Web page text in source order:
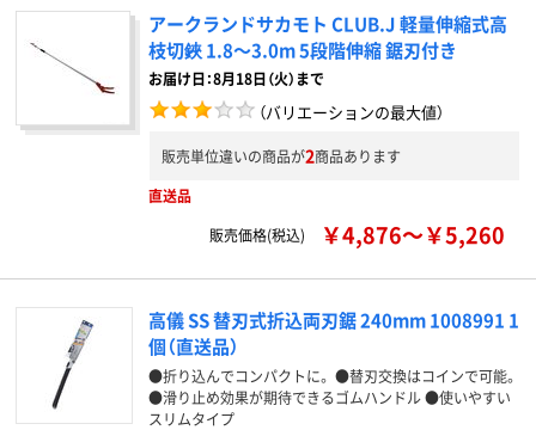
アークランドサカモト CLUB.J 軽量伸縮式高
枝切鋏 1.8～3.0m 5段階伸縮 鋸刃付き
お届け日：8月18日（火）まで
（バリエーションの最大値）
販売単位違いの商品が2商品あります
直送品
販売価格(税込)
￥4,876～￥5,260
高儀 SS 替刃式折込両刃鋸 240mm 1008991 1
個（直送品）
●折り込んでコンパクトに。 ●替刃交換はコインで可能。
●滑り止め効果が期待できるゴムハンドル ●使いやすい
スリムタイプ